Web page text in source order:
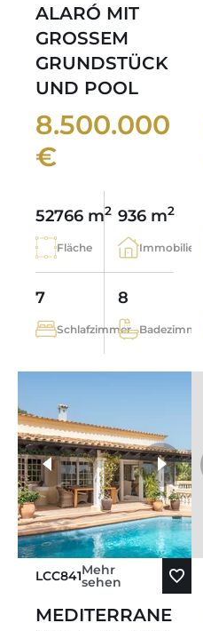
ALARÓ MIT
GROSSEM
GRUNDSTÜCK
UND POOL
8.500.000
€
52766 m2
Fläche
936 m2
Immobilie
7
Schlafzimmer
8
Badezimmer
LCC841Mehr
sehen
MEDITERRANE
weitere Fotos